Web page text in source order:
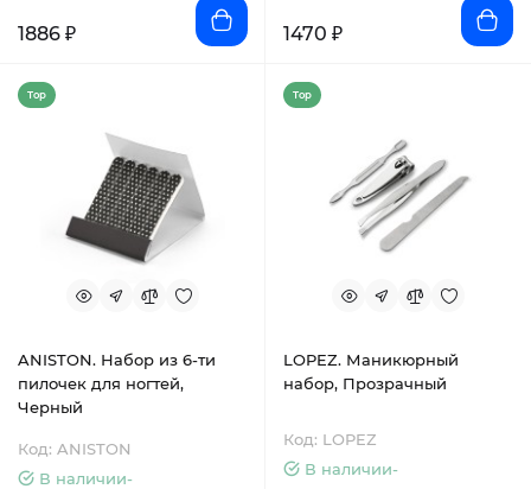
1886 ₽ 1470 ₽
Top
ANISTON. Набор из 6-ти
пилочек для ногтей,
Черный
Код: ANISTON
В наличии-
Top
LOPEZ. Маникюрный
набор, Прозрачный
Код: LOPEZ
В наличии-